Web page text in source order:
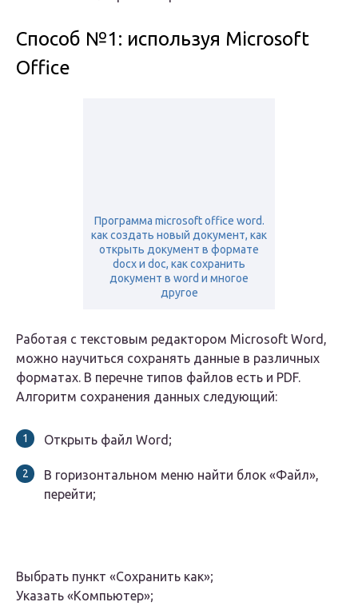
Способ №1: используя Microsoft
Office
Программа microsoft office word.
как создать новый документ, как
открыть документ в формате
docx и doc, как сохранить
документ в word и многое
другое
Работая с текстовым редактором Microsoft Word,
можно научиться сохранять данные в различных
форматах. В перечне типов файлов есть и PDF.
Алгоритм сохранения данных следующий:
Открыть файл Word;
В горизонтальном меню найти блок «Файл»,
перейти;
Выбрать пункт «Сохранить как»;
Указать «Компьютер»;